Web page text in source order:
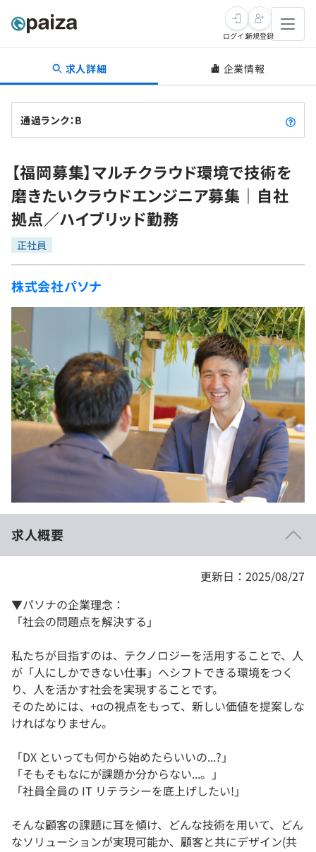
転職・キャリア
転職成功ガイド
転職エージェント
インタビュー
転職成功ガイド
新卒就活
求人検索
本選考
インターン
新卒エージェント
イベント・セミナー
インタビュー
就活成功ガイド
学習
問題集
4択課題
リファレンス
プラン
個人向けプラン
法人向けプラン
学校向けプラン
契約内容・クーポン
プログラミング言語
再チャレンジ結果一覧
ゲーム・マンガ
Tech Team Journal
note
paizaとは？
ログイン新規登録
求人詳細 企業情報
通過ランク：B
【福岡募集】マルチクラウド環境で技術を
磨きたいクラウドエンジニア募集｜自社
拠点／ハイブリッド勤務
正社員
株式会社パソナ
求人概要
更新日：2025/08/27
▼パソナの企業理念：
「社会の問題点を解決する」
私たちが目指すのは、テクノロジーを活用することで、人
が「人にしかできない仕事」へシフトできる環境をつく
り、人を活かす社会を実現することです。
そのためには、+αの視点をもって、新しい価値を提案しな
ければなりません。
「DX といっても何から始めたらいいの...?」
「そもそもなにが課題か分からない...。」
「社員全員の IT リテラシーを底上げしたい!」
そんな顧客の課題に耳を傾け、どんな技術を用いて、どん
なソリューションが実現可能か、顧客と共にデザイン(共